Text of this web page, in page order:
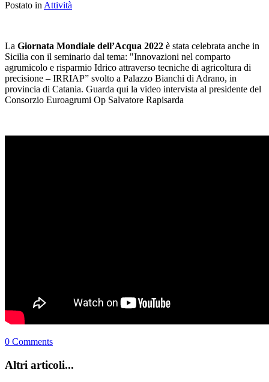
Postato in Attività
La Giornata Mondiale dell’Acqua 2022 è stata celebrata anche in
Sicilia con il seminario dal tema: "Innovazioni nel comparto
agrumicolo e risparmio Idrico attraverso tecniche di agricoltura di
precisione – IRRIAP” svolto a Palazzo Bianchi di Adrano, in
provincia di Catania. Guarda qui la video intervista al presidente del
Consorzio Euroagrumi Op Salvatore Rapisarda
0 Comments
Altri articoli...